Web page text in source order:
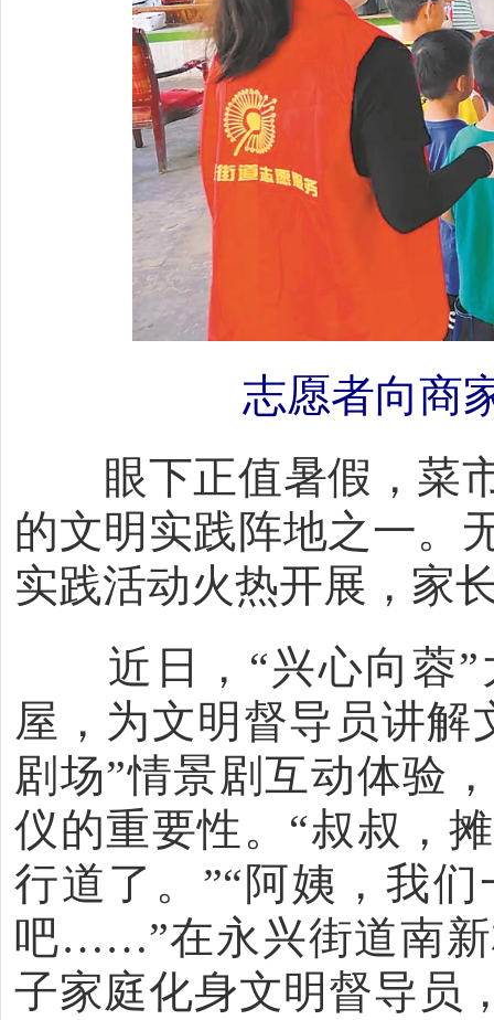
志愿者向商
眼下正值暑假，菜市
的文明实践阵地之一。
实践活动火热开展，家
近日，“兴心向蓉”
屋，为文明督导员讲解
剧场”情景剧互动体验
仪的重要性。“叔叔，
行道了。”“阿姨，我
吧……”在永兴街道南新
子家庭化身文明督导员